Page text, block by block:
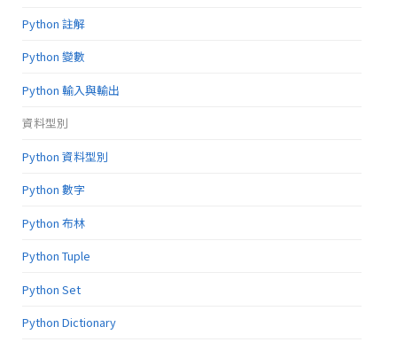
Python 註解
Python 變數
Python 輸入與輸出
資料型別
Python 資料型別
Python 數字
Python 布林
Python Tuple
Python Set
Python Dictionary